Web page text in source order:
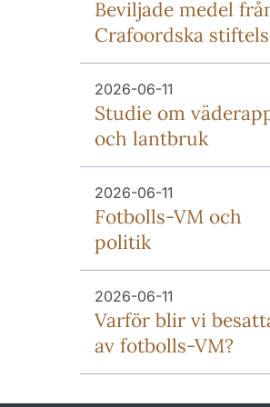
Beviljade medel
Crafoordska
2026-06-11
Studie om
och lantbruk
2026-06-11
Fotbolls-VM och
politik
2026-06-11
Varför blir vi
av fotbolls-VM?